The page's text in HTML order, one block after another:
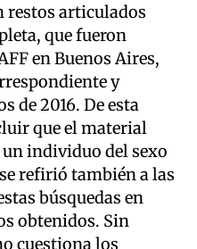
restos articulados
que fueron
en Buenos Aires,
y
de 2016. De esta
que el material
individuo del sexo
refirió también a las
búsquedas en
obtenidos. Sin
cuestiona los